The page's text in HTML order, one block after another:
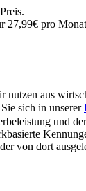
27,99€ pro
aus
sich in unserer
und
von dort